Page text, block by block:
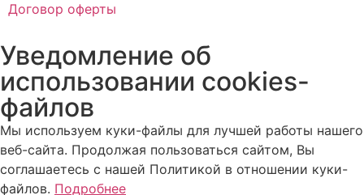
Договор оферты
Уведомление об
использовании cookies-
файлов
Мы используем куки-файлы для лучшей работы нашего
веб-сайта. Продолжая пользоваться сайтом, Вы
соглашаетесь с нашей Политикой в отношении куки-
файлов. Подробнее